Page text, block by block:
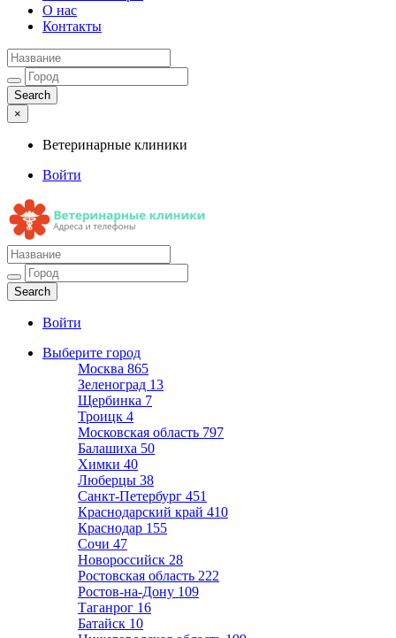
О нас
Контакты
×
Ветеринарные клиники
Войти
Ветеринарные клиники
Адреса и телефоны
Войти
Выберите город
Москва 865
Зеленоград 13
Щербинка 7
Троицк 4
Московская область 797
Балашиха 50
Химки 40
Люберцы 38
Санкт-Петербург 451
Краснодарский край 410
Краснодар 155
Сочи 47
Новороссийск 28
Ростовская область 222
Ростов-на-Дону 109
Таганрог 16
Батайск 10